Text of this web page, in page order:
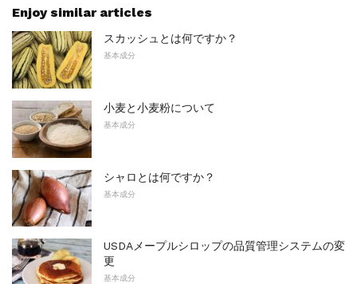
Enjoy similar articles
スカッシュとは何ですか？
基本成分
小麦と小麦粉について
基本成分
シャロとは何ですか？
基本成分
USDAメープルシロップの品質管理システムの変
更
基本成分